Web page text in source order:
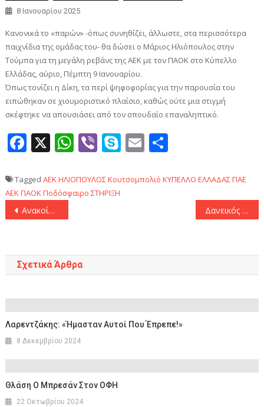
8 Ιανουαρίου 2025
Κανονικά το «παρών» -όπως συνηθίζει, άλλωστε, στα περισσότερα
παιχνίδια της ομάδας του- θα δώσει ο Μάριος Ηλιόπουλος στην
Τούμπα για τη μεγάλη ρεβάνς της ΑΕΚ με τον ΠΑΟΚ στο Κύπελλο
Ελλάδας, αύριο, Πέμπτη 9 Ιανουαρίου.
Όπως τονίζει η Δίκη, τα περί ψηφοφορίας για την παρουσία του
ειπώθηκαν σε χιουμοριστικό πλαίσιο, καθώς ούτε μια στιγμή
σκέφτηκε να απουσιάσει από τον σπουδαίο επαναληπτικό.
Facebook
X WhatsApp
ViberSkype
Email
Tagged AEKΗΛΙΟΠΟΥΛΟΣΚουτσομπολιό ΚΥΠΕΛΛΟ ΕΛΛΑΔΑΣΠΑΕ
ΑΕΚΠΑΟΚΠοδόσφαιρο ΣΤΗΡΙΞΗ
Πλοήγηση
Ανακοίνωσε Λούκα Μπάνκι η Αναντολού Εφές Δανεικός από τον Ολυμπιακό στον Βόλο ο Ισίδωρος Κουτσίδης
Σχετικά Άρθρα
Λαρεντζάκης: «Ήμασταν Αυτοί Που Έπρεπε!»
8 Δεκεμβρίου 2024
Θλάση Ο Μπρεσάν Στον ΟΦΗ
22 Οκτωβρίου 2024